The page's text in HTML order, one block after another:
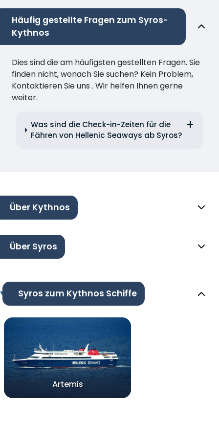
Häufig gestellte Fragen zum Syros-
Kythnos
Dies sind die am häufigsten gestellten Fragen. Sie
finden nicht, wonach Sie suchen? Kein Problem,
Kontaktieren Sie uns . Wir helfen Ihnen gerne
weiter.
Was sind die Check-in-Zeiten für die
Fähren von Hellenic Seaways ab Syros?
Über Kythnos
Über Syros
Syros zum Kythnos Schiffe
Artemis